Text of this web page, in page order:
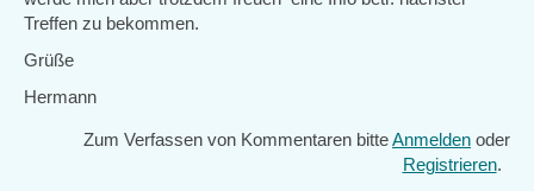
Treffen zu bekommen.
Grüße
Hermann
Zum Verfassen von Kommentaren bitteAnmelden oder
Registrieren.